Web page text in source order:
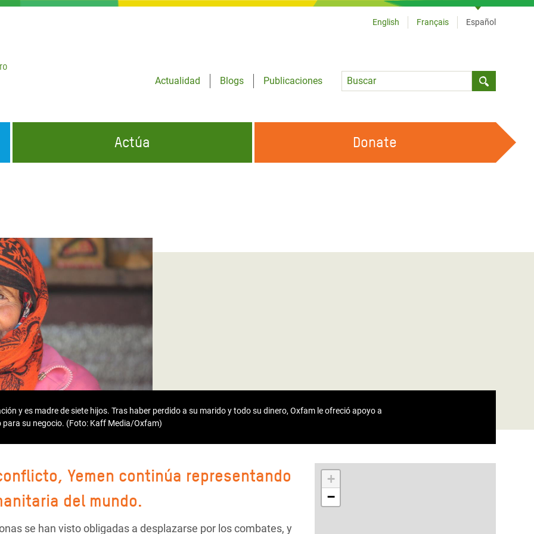
Actualidad
Blogs
Publicaciones
Language
English Français Español
por la Crisis en
y Alimentaria
Oriental
Personas Refugiadas
del Sur
Refugiados Rohinyá
Yemen
Actúa Donate
y es madre de siete hijos. Tras haber perdido a su marido y todo su dinero, Oxfam le ofreció apoyo a
su negocio. (Foto: Kaff Media/Oxfam)
+
−
Yemen continúa representando
del mundo.
se han visto obligadas a desplazarse por los combates, y